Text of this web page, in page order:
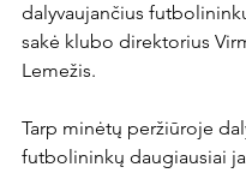
dalyvaujančius
sakė klubo direktorius
Lemežis.
Tarp minėtų peržiūroje
futbolininkų daugiausiai